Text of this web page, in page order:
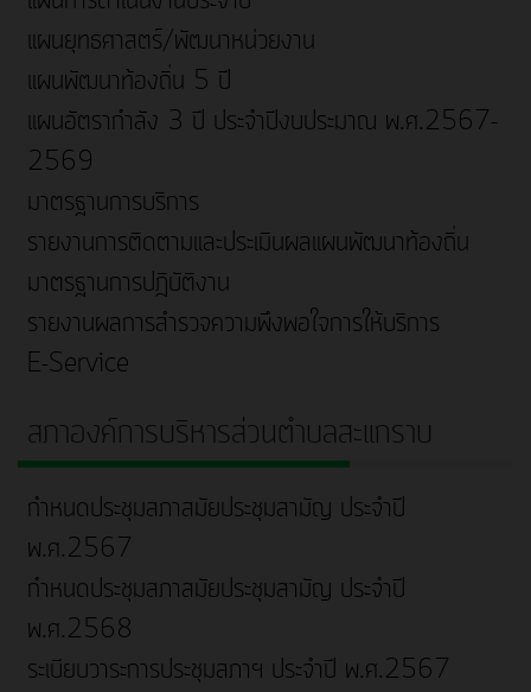
แผนยุทธศาสตร์/พัฒนาหน่วยงาน
แผนพัฒนาท้องถิ่น 5 ปี
แผนอัตรากำลัง 3 ปี ประจำปีงบประมาณ พ.ศ.2567-
2569
มาตรฐานการบริการ
รายงานการติดตามและประเมินผลแผนพัฒนาท้องถิ่น
มาตรฐานการปฎิบัติงาน
รายงานผลการสำรวจความพึงพอใจการให้บริการ
E-Service
สภาองค์การบริหารส่วนตำบลสะแกราบ
กำหนดประชุมสภาสมัยประชุมสามัญ ประจำปี
พ.ศ.2567
กำหนดประชุมสภาสมัยประชุมสามัญ ประจำปี
พ.ศ.2568
ระเบียบวาระการประชุมสภาฯ ประจำปี พ.ศ.2567